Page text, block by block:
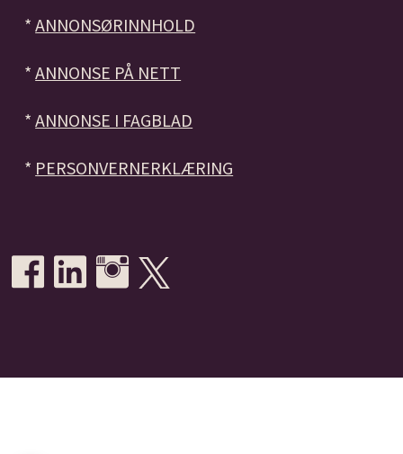
*ANNONSØRINNHOLD
*ANNONSE PÅ NETT
*ANNONSE I FAGBLAD
* PERSONVERNERKLÆRING